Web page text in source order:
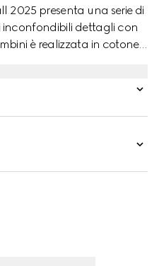
2025 presenta una serie di
inconfondibili dettagli con
è realizzata in cotone